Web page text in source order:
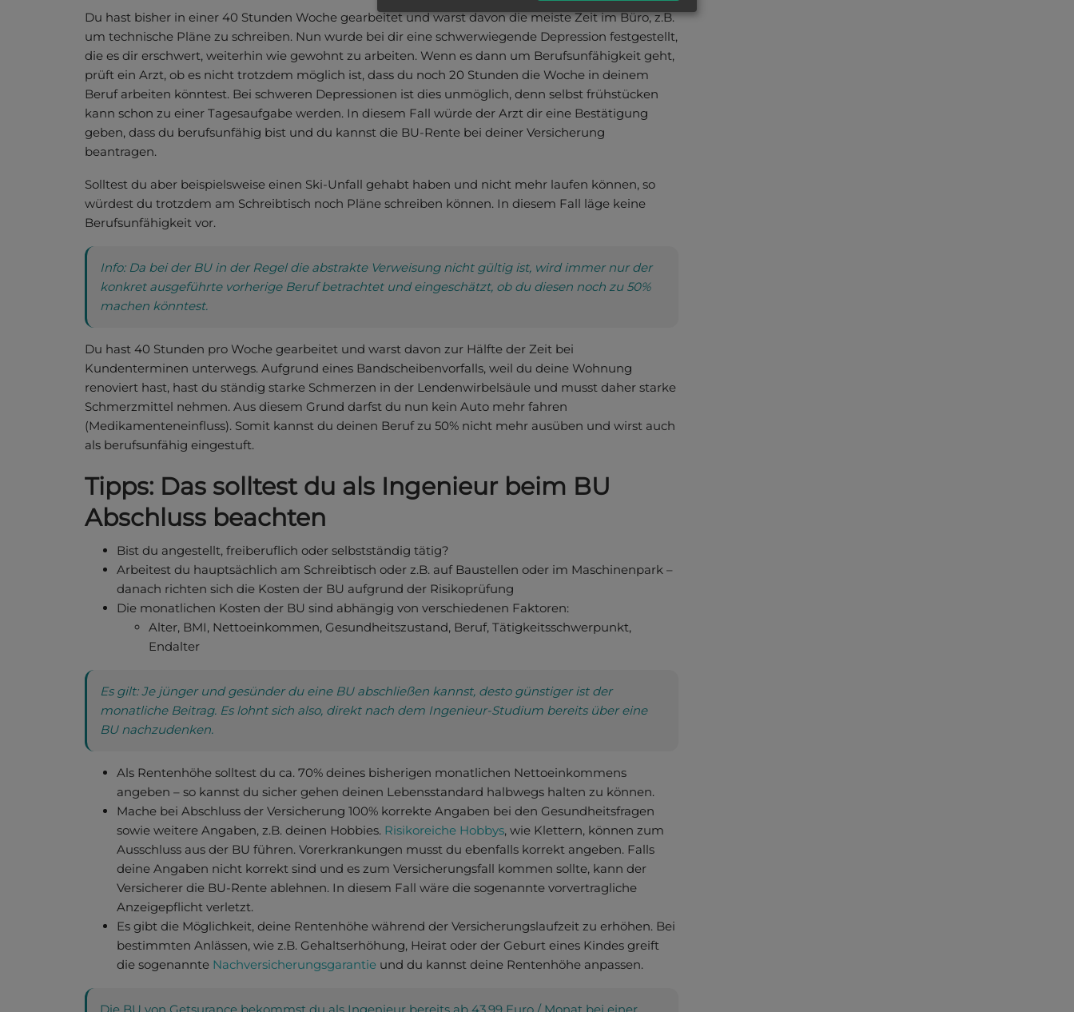
Du hast bisher in einer 40 Stunden Woche gearbeitet und warst davon die meiste Zeit im Büro, z.B.
um technische Pläne zu schreiben. Nun wurde bei dir eine schwerwiegende Depression festgestellt,
die es dir erschwert, weiterhin wie gewohnt zu arbeiten. Wenn es dann um Berufsunfähigkeit geht,
prüft ein Arzt, ob es nicht trotzdem möglich ist, dass du noch 20 Stunden die Woche in deinem
Beruf arbeiten könntest. Bei schweren Depressionen ist dies unmöglich, denn selbst frühstücken
kann schon zu einer Tagesaufgabe werden. In diesem Fall würde der Arzt dir eine Bestätigung
geben, dass du berufsunfähig bist und du kannst die BU-Rente bei deiner Versicherung
beantragen.
Solltest du aber beispielsweise einen Ski-Unfall gehabt haben und nicht mehr laufen können, so
würdest du trotzdem am Schreibtisch noch Pläne schreiben können. In diesem Fall läge keine
Berufsunfähigkeit vor.
Info: Da bei der BU in der Regel die abstrakte Verweisung nicht gültig ist, wird immer nur der
konkret ausgeführte vorherige Beruf betrachtet und eingeschätzt, ob du diesen noch zu 50%
machen könntest.
Du hast 40 Stunden pro Woche gearbeitet und warst davon zur Hälfte der Zeit bei
Kundenterminen unterwegs. Aufgrund eines Bandscheibenvorfalls, weil du deine Wohnung
renoviert hast, hast du ständig starke Schmerzen in der Lendenwirbelsäule und musst daher starke
Schmerzmittel nehmen. Aus diesem Grund darfst du nun kein Auto mehr fahren
(Medikamenteneinfluss). Somit kannst du deinen Beruf zu 50% nicht mehr ausüben und wirst auch
als berufsunfähig eingestuft.
Tipps: Das solltest du als Ingenieur beim BU
Abschluss beachten
Bist du angestellt, freiberuflich oder selbstständig tätig?
Arbeitest du hauptsächlich am Schreibtisch oder z.B. auf Baustellen oder im Maschinenpark –
danach richten sich die Kosten der BU aufgrund der Risikoprüfung
Die monatlichen Kosten der BU sind abhängig von verschiedenen Faktoren:
Alter, BMI, Nettoeinkommen, Gesundheitszustand, Beruf, Tätigkeitsschwerpunkt,
Endalter
Es gilt: Je jünger und gesünder du eine BU abschließen kannst, desto günstiger ist der
monatliche Beitrag. Es lohnt sich also, direkt nach dem Ingenieur-Studium bereits über eine
BU nachzudenken.
Als Rentenhöhe solltest du ca. 70% deines bisherigen monatlichen Nettoeinkommens
angeben – so kannst du sicher gehen deinen Lebensstandard halbwegs halten zu können.
Mache bei Abschluss der Versicherung 100% korrekte Angaben bei den Gesundheitsfragen
sowie weitere Angaben, z.B. deinen Hobbies. Risikoreiche Hobbys, wie Klettern, können zum
Ausschluss aus der BU führen. Vorerkrankungen musst du ebenfalls korrekt angeben. Falls
deine Angaben nicht korrekt sind und es zum Versicherungsfall kommen sollte, kann der
Versicherer die BU-Rente ablehnen. In diesem Fall wäre die sogenannte vorvertragliche
Anzeigepflicht verletzt.
Es gibt die Möglichkeit, deine Rentenhöhe während der Versicherungslaufzeit zu erhöhen. Bei
bestimmten Anlässen, wie z.B. Gehaltserhöhung, Heirat oder der Geburt eines Kindes greift
die sogenannte Nachversicherungsgarantie und du kannst deine Rentenhöhe anpassen.
Die BU von Getsurance bekommst du als Ingenieur bereits ab 43,99 Euro / Monat bei einer